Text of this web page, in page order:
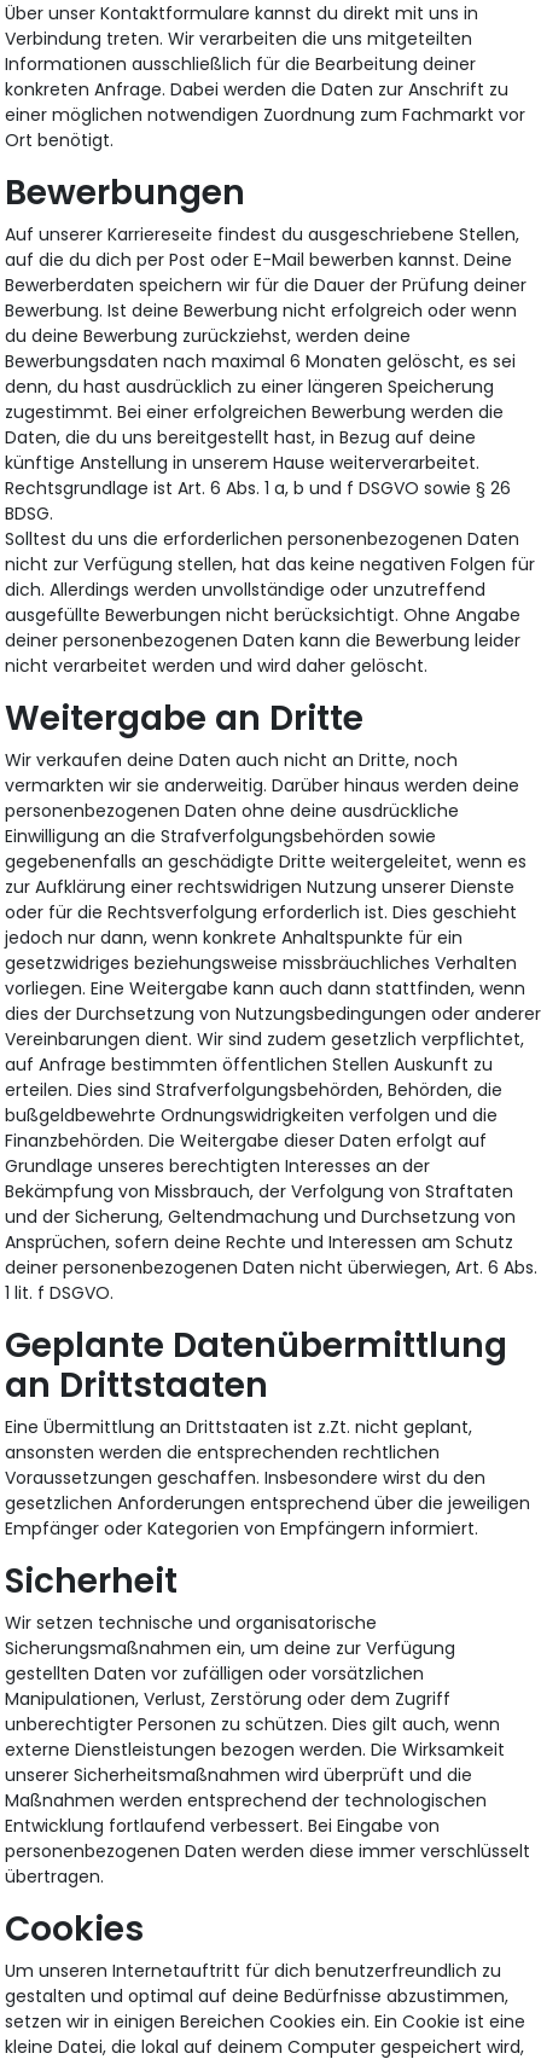
Über unser Kontaktformulare kannst du direkt mit uns in
Verbindung treten. Wir verarbeiten die uns mitgeteilten
Informationen ausschließlich für die Bearbeitung deiner
konkreten Anfrage. Dabei werden die Daten zur Anschrift zu
einer möglichen notwendigen Zuordnung zum Fachmarkt vor
Ort benötigt.
Bewerbungen
Auf unserer Karriereseite findest du ausgeschriebene Stellen,
auf die du dich per Post oder E-Mail bewerben kannst. Deine
Bewerberdaten speichern wir für die Dauer der Prüfung deiner
Bewerbung. Ist deine Bewerbung nicht erfolgreich oder wenn
du deine Bewerbung zurückziehst, werden deine
Bewerbungsdaten nach maximal 6 Monaten gelöscht, es sei
denn, du hast ausdrücklich zu einer längeren Speicherung
zugestimmt. Bei einer erfolgreichen Bewerbung werden die
Daten, die du uns bereitgestellt hast, in Bezug auf deine
künftige Anstellung in unserem Hause weiterverarbeitet.
Rechtsgrundlage ist Art. 6 Abs. 1 a, b und f DSGVO sowie § 26
BDSG.
Solltest du uns die erforderlichen personenbezogenen Daten
nicht zur Verfügung stellen, hat das keine negativen Folgen für
dich. Allerdings werden unvollständige oder unzutreffend
ausgefüllte Bewerbungen nicht berücksichtigt. Ohne Angabe
deiner personenbezogenen Daten kann die Bewerbung leider
nicht verarbeitet werden und wird daher gelöscht.
Weitergabe an Dritte
Wir verkaufen deine Daten auch nicht an Dritte, noch
vermarkten wir sie anderweitig. Darüber hinaus werden deine
personenbezogenen Daten ohne deine ausdrückliche
Einwilligung an die Strafverfolgungsbehörden sowie
gegebenenfalls an geschädigte Dritte weitergeleitet, wenn es
zur Aufklärung einer rechtswidrigen Nutzung unserer Dienste
oder für die Rechtsverfolgung erforderlich ist. Dies geschieht
jedoch nur dann, wenn konkrete Anhaltspunkte für ein
gesetzwidriges beziehungsweise missbräuchliches Verhalten
vorliegen. Eine Weitergabe kann auch dann stattfinden, wenn
dies der Durchsetzung von Nutzungsbedingungen oder anderer
Vereinbarungen dient. Wir sind zudem gesetzlich verpflichtet,
auf Anfrage bestimmten öffentlichen Stellen Auskunft zu
erteilen. Dies sind Strafverfolgungsbehörden, Behörden, die
bußgeldbewehrte Ordnungswidrigkeiten verfolgen und die
Finanzbehörden. Die Weitergabe dieser Daten erfolgt auf
Grundlage unseres berechtigten Interesses an der
Bekämpfung von Missbrauch, der Verfolgung von Straftaten
und der Sicherung, Geltendmachung und Durchsetzung von
Ansprüchen, sofern deine Rechte und Interessen am Schutz
deiner personenbezogenen Daten nicht überwiegen, Art. 6 Abs.
1 lit. f DSGVO.
Geplante Datenübermittlung
an Drittstaaten
Eine Übermittlung an Drittstaaten ist z.Zt. nicht geplant,
ansonsten werden die entsprechenden rechtlichen
Voraussetzungen geschaffen. Insbesondere wirst du den
gesetzlichen Anforderungen entsprechend über die jeweiligen
Empfänger oder Kategorien von Empfängern informiert.
Sicherheit
Wir setzen technische und organisatorische
Sicherungsmaßnahmen ein, um deine zur Verfügung
gestellten Daten vor zufälligen oder vorsätzlichen
Manipulationen, Verlust, Zerstörung oder dem Zugriff
unberechtigter Personen zu schützen. Dies gilt auch, wenn
externe Dienstleistungen bezogen werden. Die Wirksamkeit
unserer Sicherheitsmaßnahmen wird überprüft und die
Maßnahmen werden entsprechend der technologischen
Entwicklung fortlaufend verbessert. Bei Eingabe von
personenbezogenen Daten werden diese immer verschlüsselt
übertragen.
Cookies
Um unseren Internetauftritt für dich benutzerfreundlich zu
gestalten und optimal auf deine Bedürfnisse abzustimmen,
setzen wir in einigen Bereichen Cookies ein. Ein Cookie ist eine
kleine Datei, die lokal auf deinem Computer gespeichert wird,